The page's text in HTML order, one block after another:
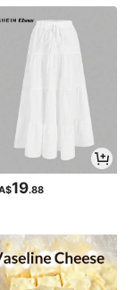
19.88